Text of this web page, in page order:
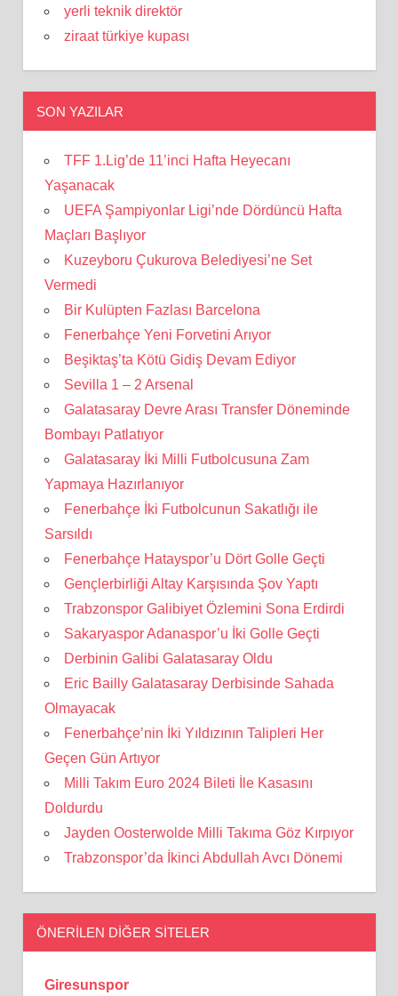
yerli teknik direktör
ziraat türkiye kupası
SON YAZILAR
TFF 1.Lig’de 11’inci Hafta Heyecanı
Yaşanacak
UEFA Şampiyonlar Ligi’nde Dördüncü Hafta
Maçları Başlıyor
Kuzeyboru Çukurova Belediyesi’ne Set
Vermedi
Bir Kulüpten Fazlası Barcelona
Fenerbahçe Yeni Forvetini Arıyor
Beşiktaş’ta Kötü Gidiş Devam Ediyor
Sevilla 1 – 2 Arsenal
Galatasaray Devre Arası Transfer Döneminde
Bombayı Patlatıyor
Galatasaray İki Milli Futbolcusuna Zam
Yapmaya Hazırlanıyor
Fenerbahçe İki Futbolcunun Sakatlığı ile
Sarsıldı
Fenerbahçe Hatayspor’u Dört Golle Geçti
Gençlerbirliği Altay Karşısında Şov Yaptı
Trabzonspor Galibiyet Özlemini Sona Erdirdi
Sakaryaspor Adanaspor’u İki Golle Geçti
Derbinin Galibi Galatasaray Oldu
Eric Bailly Galatasaray Derbisinde Sahada
Olmayacak
Fenerbahçe’nin İki Yıldızının Talipleri Her
Geçen Gün Artıyor
Milli Takım Euro 2024 Bileti İle Kasasını
Doldurdu
Jayden Oosterwolde Milli Takıma Göz Kırpıyor
Trabzonspor’da İkinci Abdullah Avcı Dönemi
ÖNERILEN DIĞER SITELER
Giresunspor